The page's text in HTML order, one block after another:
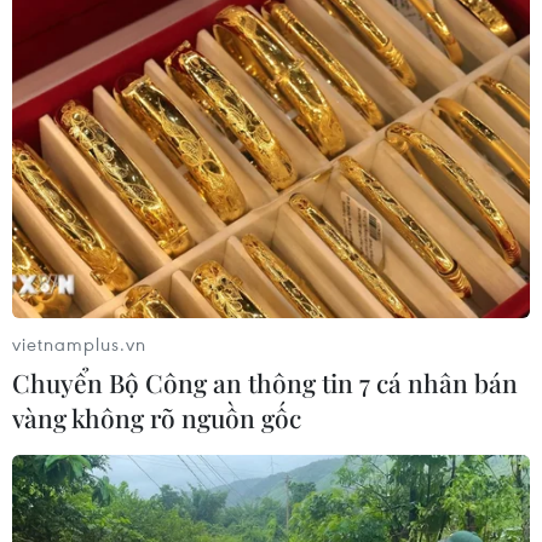
viên Troussier cho biết dù góp công trong chiến thắng 2-
0 nhưng bộ đôi Công Phượng và Văn Toàn vẫn cần thi
đấu thường xuyên hơn ở cấp câu lạc bộ.
vietnamplus.vn
Chuyển Bộ Công an thông tin 7 cá nhân bán
vàng không rõ nguồn gốc